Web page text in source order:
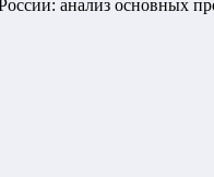
анализ основных